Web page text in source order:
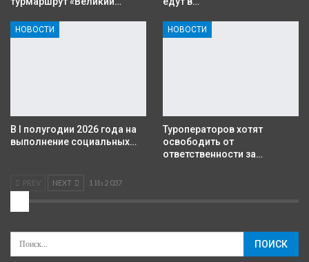
НОВОСТИ
В I полугодии 2026 года на
выполнение социальных…
НОВОСТИ
Туроператоров хотят
освободить от
ответственности за…
PREV NEXT 1 Из 2 037